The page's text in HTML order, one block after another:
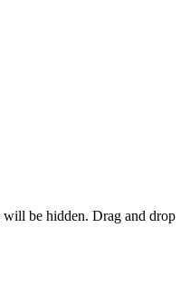
will be hidden. Drag and drop